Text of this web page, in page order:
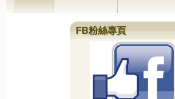
FB粉絲專頁